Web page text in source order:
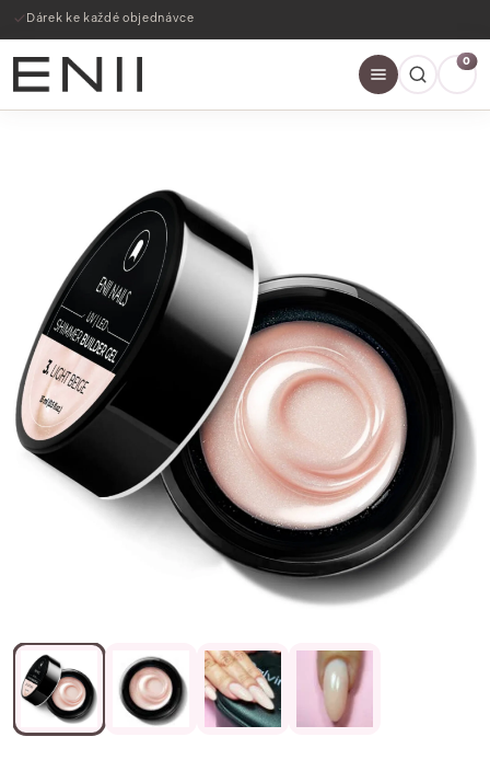
Dárek ke každé objednávce
0